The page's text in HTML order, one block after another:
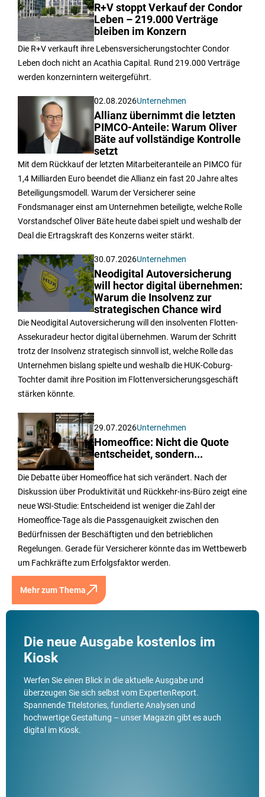
R+V stoppt Verkauf der Condor
Leben – 219.000 Verträge
bleiben im Konzern
Die R+V verkauft ihre Lebensversicherungstochter Condor
Leben doch nicht an Acathia Capital. Rund 219.000 Verträge
werden konzernintern weitergeführt.
02.08.2026Unternehmen
Allianz übernimmt die letzten
PIMCO-Anteile: Warum Oliver
Bäte auf vollständige Kontrolle
setzt
Mit dem Rückkauf der letzten Mitarbeiteranteile an PIMCO für
1,4 Milliarden Euro beendet die Allianz ein fast 20 Jahre altes
Beteiligungsmodell. Warum der Versicherer seine
Fondsmanager einst am Unternehmen beteiligte, welche Rolle
Vorstandschef Oliver Bäte heute dabei spielt und weshalb der
Deal die Ertragskraft des Konzerns weiter stärkt.
30.07.2026Unternehmen
Neodigital Autoversicherung
will hector digital übernehmen:
Warum die Insolvenz zur
strategischen Chance wird
Die Neodigital Autoversicherung will den insolventen Flotten-
Assekuradeur hector digital übernehmen. Warum der Schritt
trotz der Insolvenz strategisch sinnvoll ist, welche Rolle das
Unternehmen bislang spielte und weshalb die HUK-Coburg-
Tochter damit ihre Position im Flottenversicherungsgeschäft
stärken könnte.
29.07.2026Unternehmen
Homeoffice: Nicht die Quote
entscheidet, sondern...
Die Debatte über Homeoffice hat sich verändert. Nach der
Diskussion über Produktivität und Rückkehr-ins-Büro zeigt eine
neue WSI-Studie: Entscheidend ist weniger die Zahl der
Homeoffice-Tage als die Passgenauigkeit zwischen den
Bedürfnissen der Beschäftigten und den betrieblichen
Regelungen. Gerade für Versicherer könnte das im Wettbewerb
um Fachkräfte zum Erfolgsfaktor werden.
Mehr zum Thema
Die neue Ausgabe kostenlos im
Kiosk
Werfen Sie einen Blick in die aktuelle Ausgabe und
überzeugen Sie sich selbst vom ExpertenReport.
Spannende Titelstories, fundierte Analysen und
hochwertige Gestaltung – unser Magazin gibt es auch
digital im Kiosk.